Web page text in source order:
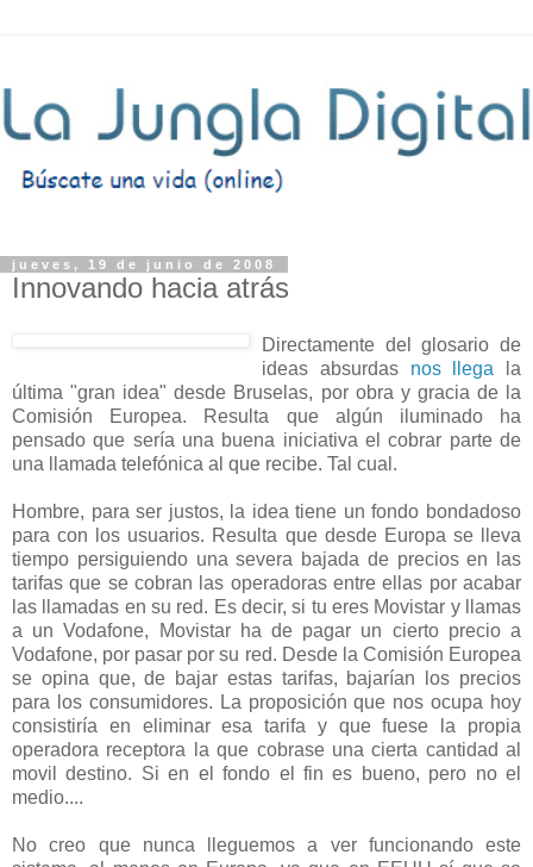
jueves, 19 de junio de 2008
Innovando hacia atrás
Directamente del glosario de
ideas absurdas nos llega la
última "gran idea" desde Bruselas, por obra y gracia de la
Comisión Europea. Resulta que algún iluminado ha
pensado que sería una buena iniciativa el cobrar parte de
una llamada telefónica al que recibe. Tal cual.
Hombre, para ser justos, la idea tiene un fondo bondadoso
para con los usuarios. Resulta que desde Europa se lleva
tiempo persiguiendo una severa bajada de precios en las
tarifas que se cobran las operadoras entre ellas por acabar
las llamadas en su red. Es decir, si tu eres Movistar y llamas
a un Vodafone, Movistar ha de pagar un cierto precio a
Vodafone, por pasar por su red. Desde la Comisión Europea
se opina que, de bajar estas tarifas, bajarían los precios
para los consumidores. La proposición que nos ocupa hoy
consistiría en eliminar esa tarifa y que fuese la propia
operadora receptora la que cobrase una cierta cantidad al
movil destino. Si en el fondo el fin es bueno, pero no el
medio....
No creo que nunca lleguemos a ver funcionando este